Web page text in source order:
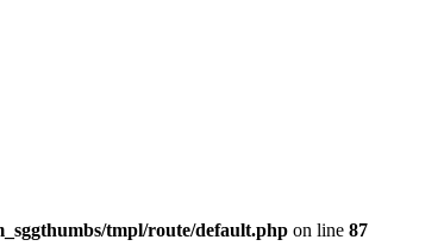
tmpl/route/default.php on line 87